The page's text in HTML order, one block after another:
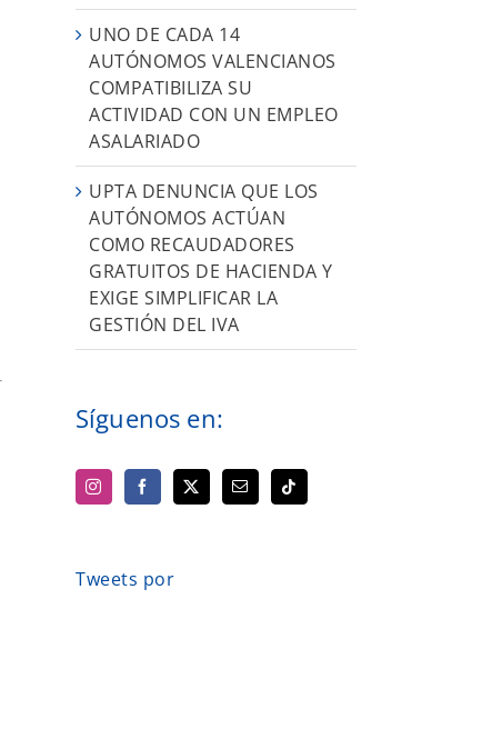
UNO DE CADA 14
AUTÓNOMOS VALENCIANOS
COMPATIBILIZA SU
ACTIVIDAD CON UN EMPLEO
ASALARIADO
UPTA DENUNCIA QUE LOS
AUTÓNOMOS ACTÚAN
COMO RECAUDADORES
GRATUITOS DE HACIENDA Y
EXIGE SIMPLIFICAR LA
GESTIÓN DEL IVA
Síguenos en:
Tweets por